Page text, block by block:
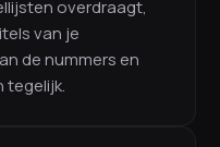
overdraagt,
van je
de nummers en
tegelijk.